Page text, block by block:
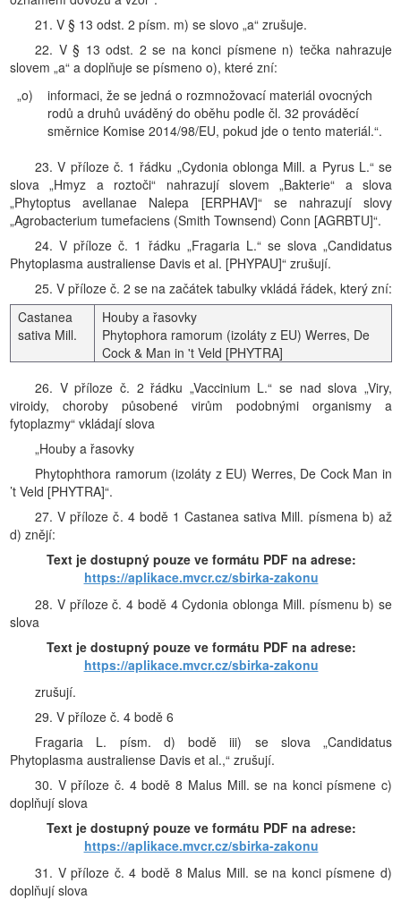
21. V § 13 odst. 2 písm. m) se slovo „a“ zrušuje.
22. V § 13 odst. 2 se na konci písmene n) tečka nahrazuje
slovem „a“ a doplňuje se písmeno o), které zní:
„o)
informaci, že se jedná o rozmnožovací materiál ovocných
rodů a druhů uváděný do oběhu podle čl. 32 prováděcí
směrnice Komise 2014/98/EU, pokud jde o tento materiál.“.
23. V příloze č. 1 řádku „Cydonia oblonga Mill. a Pyrus L.“ se
slova „Hmyz a roztoči“ nahrazují slovem „Bakterie“ a slova
„Phytoptus avellanae Nalepa [ERPHAV]“ se nahrazují slovy
„Agrobacterium tumefaciens (Smith Townsend) Conn [AGRBTU]“.
24. V příloze č. 1 řádku „Fragaria L.“ se slova „Candidatus
Phytoplasma australiense Davis et al. [PHYPAU]“ zrušují.
25. V příloze č. 2 se na začátek tabulky vkládá řádek, který zní:
Castanea
sativa Mill.
Houby a řasovky
Phytophora ramorum (izoláty z EU) Werres, De
Cock & Man in 't Veld [PHYTRA]
26. V příloze č. 2 řádku „Vaccinium L.“ se nad slova „Viry,
viroidy, choroby působené virům podobnými organismy a
fytoplazmy“ vkládají slova
„Houby a řasovky
Phytophthora ramorum (izoláty z EU) Werres, De Cock Man in
’t Veld [PHYTRA]“.
27. V příloze č. 4 bodě 1 Castanea sativa Mill. písmena b) až
d) znějí:
Text je dostupný pouze ve formátu PDF na adrese:
https://aplikace.mvcr.cz/sbirka-zakonu
28. V příloze č. 4 bodě 4 Cydonia oblonga Mill. písmenu b) se
slova
Text je dostupný pouze ve formátu PDF na adrese:
https://aplikace.mvcr.cz/sbirka-zakonu
zrušují.
29. V příloze č. 4 bodě 6
Fragaria L. písm. d) bodě iii) se slova „Candidatus
Phytoplasma australiense Davis et al.,“ zrušují.
30. V příloze č. 4 bodě 8 Malus Mill. se na konci písmene c)
doplňují slova
Text je dostupný pouze ve formátu PDF na adrese:
https://aplikace.mvcr.cz/sbirka-zakonu
31. V příloze č. 4 bodě 8 Malus Mill. se na konci písmene d)
doplňují slova